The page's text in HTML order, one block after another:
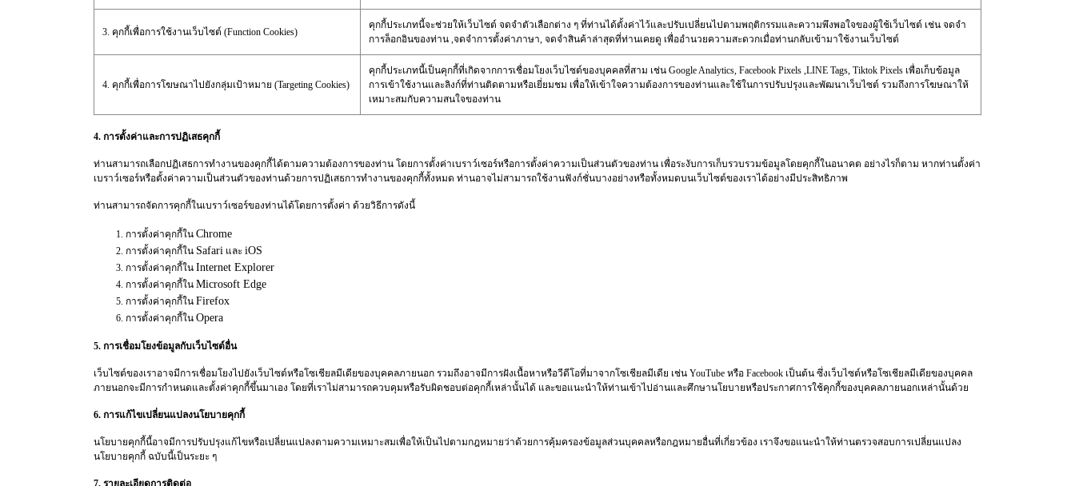
3. คุกกี้เพื่อการใช้งานเว็บไซต์ (Function Cookies)
คุกกี้ประเภทนี้จะช่วยให้เว็บไซต์ จดจำตัวเลือกต่าง ๆ ที่ท่านได้ตั้งค่าไว้และปรับเปลี่ยนไปตามพฤติกรรมและความพึงพอใจของผู้ใช้เว็บไซต์ เช่น จดจำ
การล็อกอินของท่าน ,จดจำการตั้งค่าภาษา, จดจำสินค้าล่าสุดที่ท่านเคยดู เพื่ออำนวยความสะดวกเมื่อท่านกลับเข้ามาใช้งานเว็บไซต์
4. คุกกี้เพื่อการโฆษณาไปยังกลุ่มเป้าหมาย (Targeting Cookies)
คุกกี้ประเภทนี้เป็นคุกกี้ที่เกิดจากการเชื่อมโยงเว็บไซต์ของบุคคลที่สาม เช่น Google Analytics, Facebook Pixels ,LINE Tags, Tiktok Pixels เพื่อเก็บข้อมูล
การเข้าใช้งานและลิงก์ที่ท่านติดตามหรือเยี่ยมชม เพื่อให้เข้าใจความต้องการของท่านและใช้ในการปรับปรุงและพัฒนาเว็บไซต์ รวมถึงการโฆษณาให้
เหมาะสมกับความสนใจของท่าน
4. การตั้งค่าและการปฏิเสธคุกกี้
ท่านสามารถเลือกปฏิเสธการทำงานของคุกกี้ได้ตามความต้องการของท่าน โดยการตั้งค่าเบราว์เซอร์หรือการตั้งค่าความเป็นส่วนตัวของท่าน เพื่อระงับการเก็บรวบรวมข้อมูลโดยคุกกี้ในอนาคต อย่างไรก็ตาม หากท่านตั้งค่า
เบราว์เซอร์หรือตั้งค่าความเป็นส่วนตัวของท่านด้วยการปฏิเสธการทำงานของคุกกี้ทั้งหมด ท่านอาจไม่สามารถใช้งานฟังก์ชั่นบางอย่างหรือทั้งหมดบนเว็บไซต์ของเราได้อย่างมีประสิทธิภาพ
ท่านสามารถจัดการคุกกี้ในเบราว์เซอร์ของท่านได้โดยการตั้งค่า ด้วยวิธีการดังนี้
การตั้งค่าคุกกี้ใน Chrome
การตั้งค่าคุกกี้ใน Safari และ iOS
การตั้งค่าคุกกี้ใน Internet Explorer
การตั้งค่าคุกกี้ใน Microsoft Edge
การตั้งค่าคุกกี้ใน Firefox
การตั้งค่าคุกกี้ใน Opera
5. การเชื่อมโยงข้อมูลกับเว็บไซต์อื่น
เว็บไซต์ของเราอาจมีการเชื่อมโยงไปยังเว็บไซต์หรือโซเชียลมีเดียของบุคคลภายนอก รวมถึงอาจมีการฝังเนื้อหาหรือวีดีโอที่มาจากโซเชียลมีเดีย เช่น YouTube หรือ Facebook เป็นต้น ซึ่งเว็บไซต์หรือโซเชียลมีเดียของบุคคล
ภายนอกจะมีการกำหนดและตั้งค่าคุกกี้ขึ้นมาเอง โดยที่เราไม่สามารถควบคุมหรือรับผิดชอบต่อคุกกี้เหล่านั้นได้ และขอแนะนำให้ท่านเข้าไปอ่านและศึกษานโยบายหรือประกาศการใช้คุกกี้ของบุคคลภายนอกเหล่านั้นด้วย
6. การแก้ไขเปลี่ยนแปลงนโยบายคุกกี้
นโยบายคุกกี้นี้อาจมีการปรับปรุงแก้ไขหรือเปลี่ยนแปลงตามความเหมาะสมเพื่อให้เป็นไปตามกฎหมายว่าด้วยการคุ้มครองข้อมูลส่วนบุคคลหรือกฎหมายอื่นที่เกี่ยวข้อง เราจึงขอแนะนำให้ท่านตรวจสอบการเปลี่ยนแปลง
นโยบายคุกกี้ ฉบับนี้เป็นระยะ ๆ
7. รายละเอียดการติดต่อ